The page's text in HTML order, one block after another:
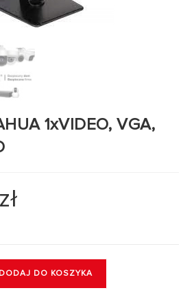
1xVIDEO, VGA,
zł
DODAJ DO KOSZYKA